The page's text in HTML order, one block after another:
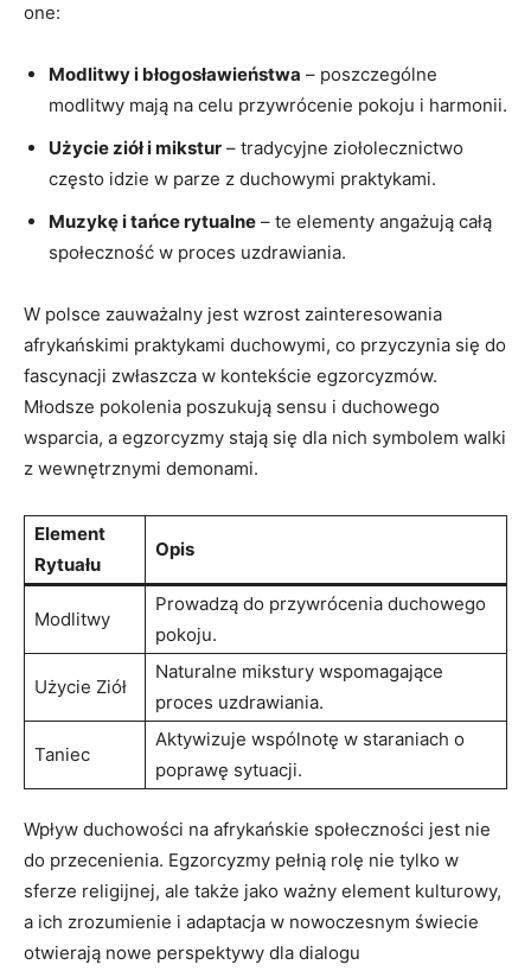
one:
Modlitwy i błogosławieństwa – poszczególne
modlitwy mają na celu przywrócenie pokoju i harmonii.
Użycie ziół i mikstur – tradycyjne ziołolecznictwo
często idzie w parze z duchowymi ‌praktykami.
Muzykę i tańce rytualne – te ‍elementy⁣ angażują całą
społeczność w proces uzdrawiania.
W⁢ polsce zauważalny jest⁤ wzrost zainteresowania
⁢afrykańskimi praktykami duchowymi, co przyczynia się do
fascynacji zwłaszcza w kontekście egzorcyzmów.
Młodsze pokolenia poszukują sensu i duchowego
wsparcia, a egzorcyzmy stają się dla nich symbolem walki
z wewnętrznymi demonami.
Element
Rytuału
Opis
Modlitwy
Prowadzą do przywrócenia duchowego
pokoju.
Użycie Ziół
Naturalne mikstury wspomagające
proces uzdrawiania.
Taniec
Aktywizuje wspólnotę w staraniach o
poprawę sytuacji.
Wpływ duchowości na afrykańskie społeczności jest nie
do przecenienia. Egzorcyzmy ‍pełnią rolę nie tylko w
sferze religijnej, ale także jako ważny element kulturowy,
a ich zrozumienie i⁣ adaptacja w nowoczesnym świecie
otwierają nowe perspektywy dla dialogu